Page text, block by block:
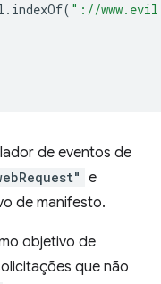
. indexOf( "://
de eventos de
e
de manifesto.
objetivo de
que não